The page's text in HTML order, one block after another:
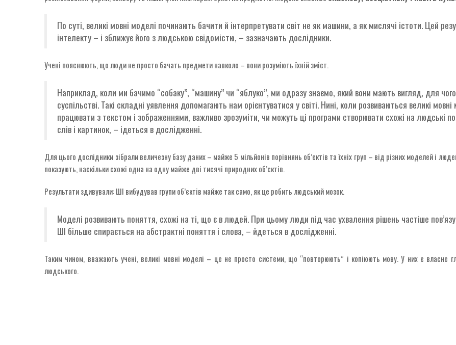
По суті, великі мовні моделі починають бачити й інтерпретувати світ не як машини, а як мислячі істоти. Цей
інтелекту – і зближує його з людською свідомістю, – зазначають дослідники.
Учені пояснюють, що люди не просто бачать предмети навколо – вони розуміють їхній зміст.
Наприклад, коли ми бачимо “собаку”, “машину” чи “яблуко”, ми одразу знаємо, який вони мають вигляд, для
суспільстві. Такі складні уявлення допомагають нам орієнтуватися у світі. Нині, коли розвиваються великі
працювати з текстом і зображеннями, важливо зрозуміти, чи можуть ці програми створювати схожі на людські
слів і картинок, – ідеться в дослідженні.
Для цього дослідники зібрали величезну базу даних – майже 5 мільйонів порівнянь об’єктів та їхніх груп – від різних моделей і
показують, наскільки схожі одна на одну майже дві тисячі природних об’єктів.
Результати здивували: ШІ вибудував групи об’єктів майже так само, як це робить людський мозок.
Моделі розвивають поняття, схожі на ті, що є в людей. При цьому люди під час ухвалення рішень частіше
ШІ більше спирається на абстрактні поняття і слова, – йдеться в дослідженні.
Таким чином, вважають учені, великі мовні моделі – це не просто системи, що “повторюють” і копіюють мову. У них є власне
людського.